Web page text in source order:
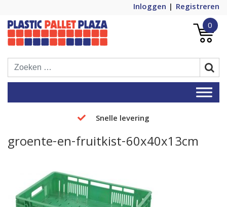
Inloggen
Registreren
Plastic Pallet Plaza
Plastic Pallets Plaza, de nummer 1 in
Europa!
0
Snelle levering
groente-en-fruitkist-60x40x13cm